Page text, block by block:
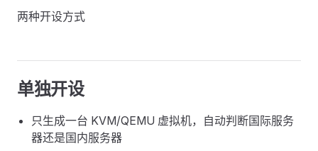
两种开设方式
单独开设
只生成一台 KVM/QEMU 虚拟机，自动判断国际服务
器还是国内服务器